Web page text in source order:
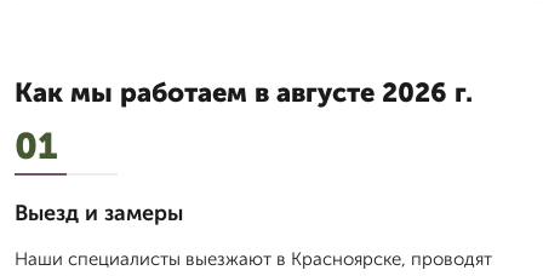
Как мы работаем в августе 2026 г.
01
Выезд и замеры
Наши специалисты выезжают в Красноярске, проводят